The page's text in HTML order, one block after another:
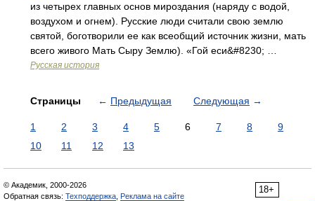
из четырех главных основ мироздания (наряду с водой,
воздухом и огнем). Русские люди считали свою землю
святой, боготворили ее как всеобщий источник жизни, мать
всего живого Мать Сыру Землю). «Гой еси&#8230; …
Русская история
Страницы ← Предыдущая Следующая →
1 2 3 4 5 6 7 8
9
10
11 12 13
18+
© Академик, 2000-2026
Обратная связь: Техподдержка Реклама на сайте